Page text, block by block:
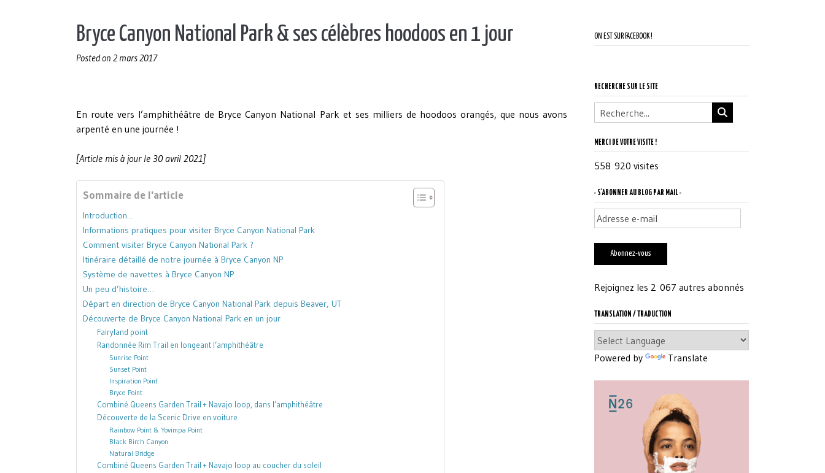
Bryce Canyon National Park & ses célèbres hoodoos en 1 jour
Posted on 2 mars 2017
En route vers l’amphithéâtre de Bryce Canyon National Park et ses milliers de hoodoos orangés, que nous avons
arpenté en une journée !
[Article mis à jour le 30 avril 2021]
Sommaire de l'article
Introduction…
Informations pratiques pour visiter Bryce Canyon National Park
Comment visiter Bryce Canyon National Park ?
Itinéraire détaillé de notre journée à Bryce Canyon NP
Système de navettes à Bryce Canyon NP
Un peu d’histoire…
Départ en direction de Bryce Canyon National Park depuis Beaver, UT
Découverte de Bryce Canyon National Park en un jour
Fairyland point
Randonnée Rim Trail en longeant l’amphithéâtre
Sunrise Point
Sunset Point
Inspiration Point
Bryce Point
Combiné Queens Garden Trail + Navajo loop, dans l’amphithéâtre
Découverte de la Scenic Drive en voiture
Rainbow Point & Yovimpa Point
Black Birch Canyon
Natural Bridge
Combiné Queens Garden Trail + Navajo loop au coucher du soleil
ON EST SUR FACEBOOK !
RECHERCHE SUR LE SITE
MERCI DE VOTRE VISITE !
558 920 visites
- S'ABONNER AU BLOG PAR MAIL -
Adresse
e-
mail
Abonnez-vous
Rejoignez les 2 067 autres abonnés
TRANSLATION / TRADUCTION
Powered by Translate